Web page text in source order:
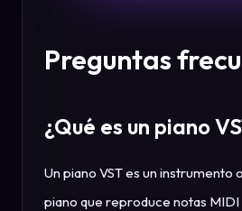
Preguntas
¿Qué es un piano
Un piano VST es un instrumento
piano que reproduce notas MIDI